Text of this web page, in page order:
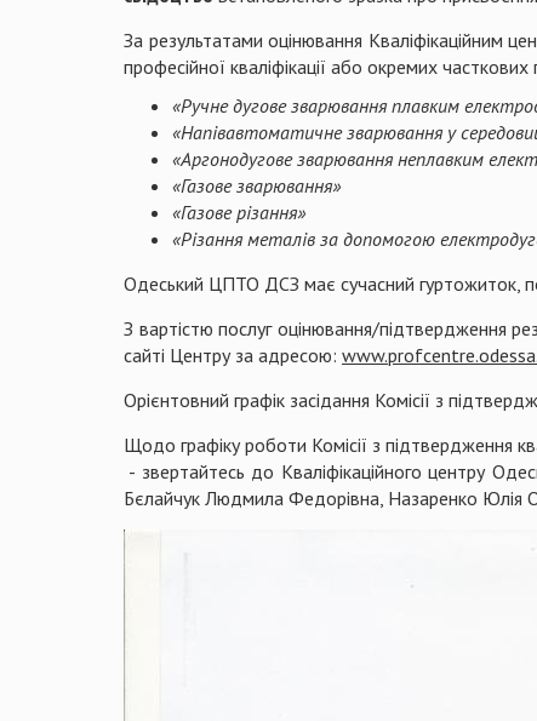
За результатами оцінювання Кваліфікаційним
професійної кваліфікації або окремих
«Ручне дугове зварювання плавким
«Напівавтоматичне зварювання у
«Аргонодугове зварювання неплавким
«Газове зварювання»
«Газове різання»
«Різання металів за допомогою
Одеський ЦПТО ДСЗ має сучасний гуртожиток,
З вартістю послуг оцінювання/підтвердження
сайті Центру за адресою: www.profcentre.odessa.
Орієнтовний графік засідання Комісії з
Щодо графіку роботи Комісії з підтвердження
- звертайтесь до Кваліфікаційного центру
Бєлайчук Людмила Федорівна, Назаренко Юлія